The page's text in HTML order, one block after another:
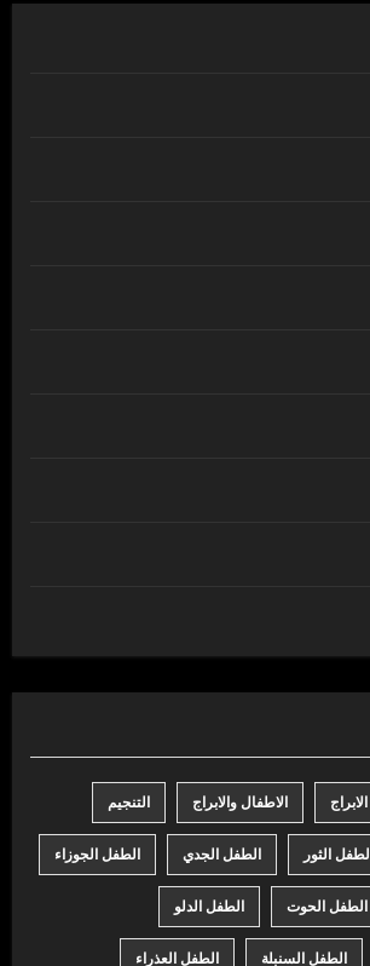
الابراج الاطفال والابراج التنجيم
الطفل الثور الطفل الجدي الطفل الجوزاء
الطفل الحوت الطفل الدلو
الطفل السنبلة الطفل العذراء